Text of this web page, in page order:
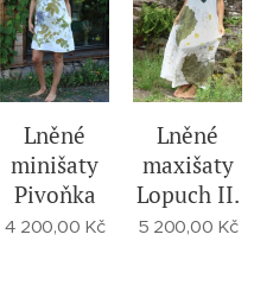
Lněné
minišaty
Pivoňka
4 200,00 Kč
Lněné
maxišaty
Lopuch II.
5 200,00 Kč